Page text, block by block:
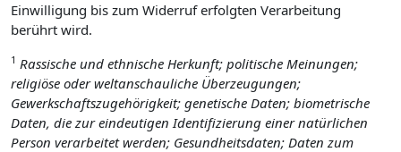
Einwilligung bis zum Widerruf erfolgten Verarbeitung
berührt wird.
1 Rassische und ethnische Herkunft; politische Meinungen;
religiöse oder weltanschauliche Überzeugungen;
Gewerkschaftszugehörigkeit; genetische Daten; biometrische
Daten, die zur eindeutigen Identifizierung einer natürlichen
Person verarbeitet werden; Gesundheitsdaten; Daten zum